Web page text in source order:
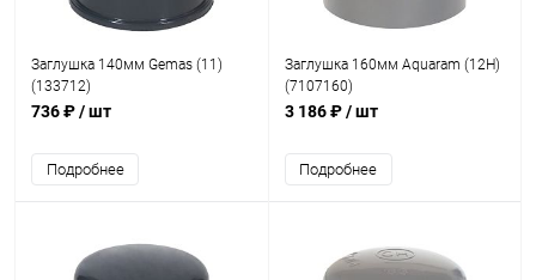
Заглушка 140мм Gemas (11)
(133712)
736 ₽/ шт
Подробнее
Заглушка 160мм Aquaram (12H)
(7107160)
3 186 ₽/ шт
Подробнее